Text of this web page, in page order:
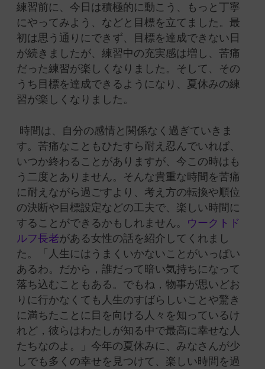
練習前に、今日は積極的に動こう、もっと丁寧
にやってみよう、などと目標を立てました。最
初は思う通りにできず、目標を達成できない日
が続きましたが、練習中の充実感は増し、苦痛
だった練習が楽しくなりました。そして、その
うち目標を達成できるようになり、夏休みの練
習が楽しくなりました。
時間は、自分の感情と関係なく過ぎていきま
す。苦痛なこともひたすら耐え忍んでいれば、
いつか終わることがありますが、今この時はも
う二度とありません。そんな貴重な時間を苦痛
に耐えながら過ごすより、考え方の転換や順位
の決断や目標設定などの工夫で、楽しい時間に
することができるかもしれません。 ウークトド
ルフ長老がある女性の話を紹介してくれまし
た。「人生にはうまくいかないことがいっぱい
あるわ。だから，誰だって暗い気持ちになって
落ち込むこともある。でもね，物事が思いどお
りに行かなくても人生のすばらしいことや驚き
に満ちたことに目を向ける人々を知っているけ
れど，彼らはわたしが知る中で最高に幸せな人
たちなのよ。」今年の夏休みに、みなさんが少
しでも多くの幸せを見つけて、楽しい時間を過